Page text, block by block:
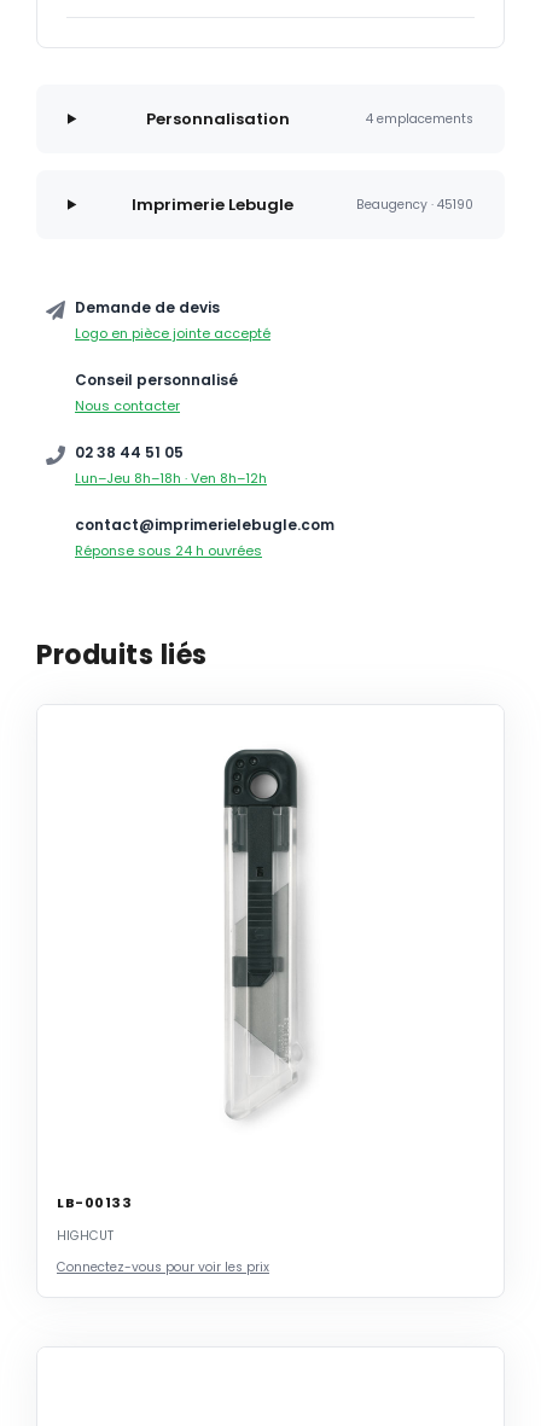
Personnalisation 4 emplacements
Imprimerie Lebugle Beaugency · 45190
Demande de devis
Logo en pièce jointe accepté
Conseil personnalisé
Nous contacter
02 38 44 51 05
Lun–Jeu 8h–18h · Ven 8h–12h
contact@imprimerielebugle.com
Réponse sous 24 h ouvrées
Produits liés
LB-00133
HIGHCUT
Connectez-vous pour voir les prix